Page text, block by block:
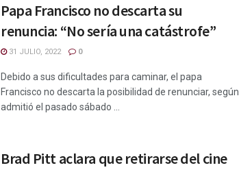
Papa Francisco no descarta su
renuncia: “No sería una catástrofe”
31 JULIO, 2022 0
Debido a sus dificultades para caminar, el papa
Francisco no descarta la posibilidad de renunciar, según
admitió el pasado sábado ...
Brad Pitt aclara que retirarse del cine